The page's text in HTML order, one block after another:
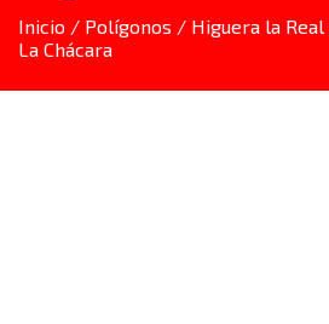
Inicio / Polígonos / Higuera la Real
La Chácara